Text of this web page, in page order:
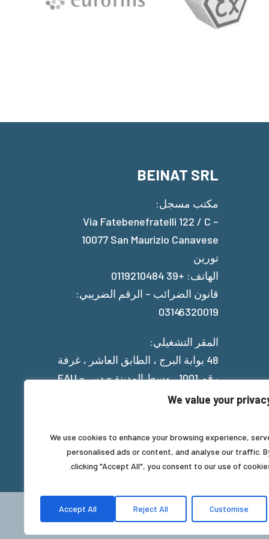
We value your
We use cookies to enhance your browsing experience,
personalised ads or content, and analyse our traffic.
clicking "Accept All", you consent to our use of
Customise
Reject All
Accept All
BEINAT SRL
مكتب مسجل:
Via Fatebenefratelli 122 / C –
10077 San Maurizio Canavese
تورين
الهاتف: +39 0119210484
قانون الضرائب – الرقم الضريبي:
03146320019
المقر التشغيلي:
48 بوابة البرج ، الطابق العاشر ، غرفة
رقم 1001 ، وسط المدينة – دبي – EAU
Privacy Policy